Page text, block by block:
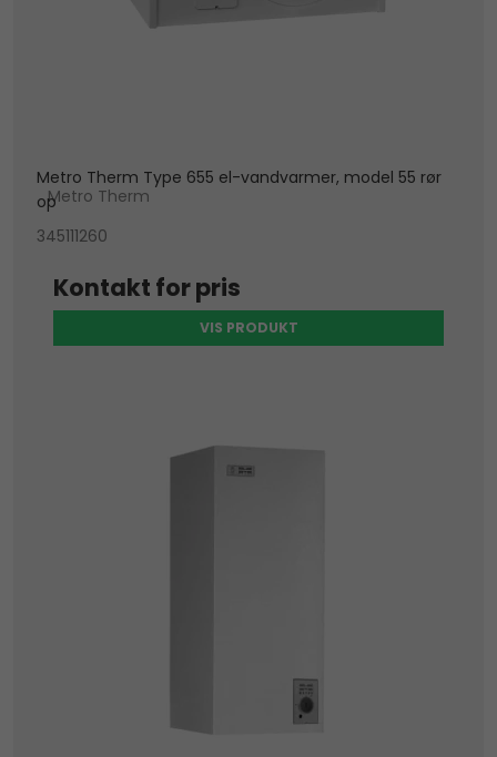
Metro Therm Type 655 el-vandvarmer, model 55 rør
opMetro Therm
345111260
Kontakt for pris
VIS PRODUKT